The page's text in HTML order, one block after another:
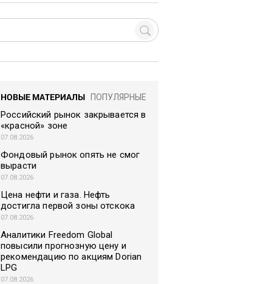
НОВЫЕ МАТЕРИАЛЫ ПОПУЛЯРНЫЕ
Российский рынок закрывается в
«красной» зоне
07.08.2026
Фондовый рынок опять не смог
вырасти
07.08.2026
Цена нефти и газа. Нефть
достигла первой зоны отскока
07.08.2026
Аналитики Freedom Global
повысили прогнозную цену и
рекомендацию по акциям Dorian
LPG
07.08.2026